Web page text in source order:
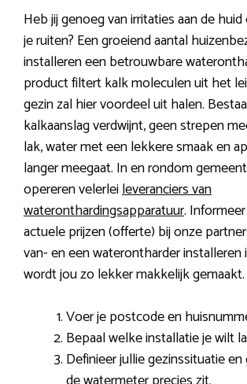
Heb jij genoeg van irritaties aan de
je ruiten? Een groeiend aantal
installeren een betrouwbare
product filtert kalk moleculen uit het
gezin zal hier voordeel uit halen.
kalkaanslag verdwijnt, geen strepen
lak, water met een lekkere smaak en
langer meegaat. In en rondom
opereren velerleileveranciers van
wateronthardingsapparatuur.
actuele prijzen (offerte) bij onze
van- en een waterontharder installeren
wordt jou zo lekker makkelijk gemaakt.
Voer je postcode en
Bepaal welke installatie je wilt
Definieer jullie gezinssituatie en